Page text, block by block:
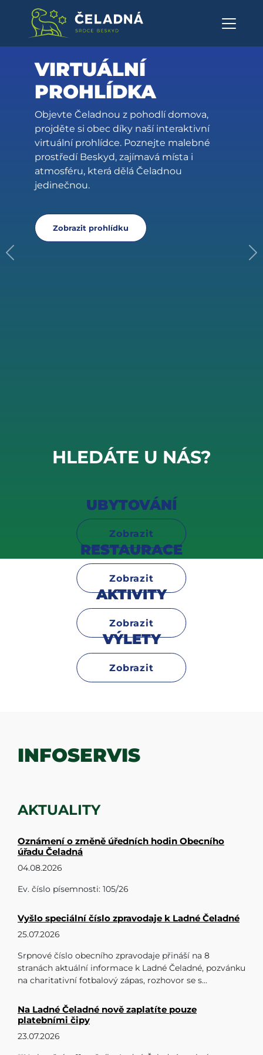
Obec Čeladná
VIRTUÁLNÍ
PROHLÍDKA
Objevte Čeladnou z pohodlí domova,
projděte si obec díky naší interaktivní
virtuální prohlídce. Poznejte malebné
prostředí Beskyd, zajímavá místa i
atmosféru, která dělá Čeladnou
jedinečnou.
Zobrazit prohlídku
Předchozí
HLEDÁTE U NÁS?
Zobrazit
UBYTOVÁNÍ
Zobrazit
RESTAURACE
Zobrazit
AKTIVITY
Zobrazit
VÝLETY
INFOSERVIS
AKTUALITY
Oznámení o změně úředních hodin Obecního
úřadu Čeladná
04.08.2026
Ev. číslo písemnosti: 105/26
Vyšlo speciální číslo zpravodaje k Ladné Čeladné
25.07.2026
Srpnové číslo obecního zpravodaje přináší na 8
stranách aktuální informace k Ladné Čeladné, pozvánku
na charitativní fotbalový zápas, rozhovor se s...
Na Ladné Čeladné nově zaplatíte pouze
platebními čipy
23.07.2026